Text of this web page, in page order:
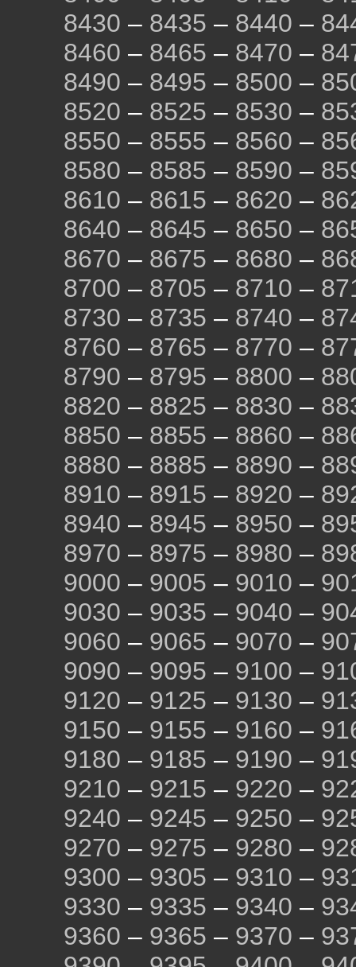
8430 – 8435 – 8440 –
8460 – 8465 – 8470 –
8490 – 8495 – 8500 –
8520 – 8525 – 8530 –
8550 – 8555 – 8560 –
8580 – 8585 – 8590 –
8610 – 8615 – 8620 –
8640 – 8645 – 8650 –
8670 – 8675 – 8680 –
8700 – 8705 – 8710 –
8730 – 8735 – 8740 –
8760 – 8765 – 8770 –
8790 – 8795 – 8800 –
8820 – 8825 – 8830 –
8850 – 8855 – 8860 –
8880 – 8885 – 8890 –
8910 – 8915 – 8920 –
8940 – 8945 – 8950 –
8970 – 8975 – 8980 –
9000 – 9005 – 9010 –
9030 – 9035 – 9040 –
9060 – 9065 – 9070 –
9090 – 9095 – 9100 –
9120 – 9125 – 9130 –
9150 – 9155 – 9160 –
9180 – 9185 – 9190 –
9210 – 9215 – 9220 –
9240 – 9245 – 9250 –
9270 – 9275 – 9280 –
9300 – 9305 – 9310 –
9330 – 9335 – 9340 –
9360 – 9365 – 9370 –